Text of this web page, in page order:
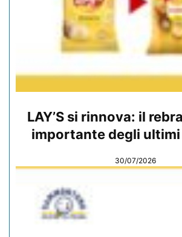
LAY’S si rinnova: il
importante degli ultimi
30/07/2026